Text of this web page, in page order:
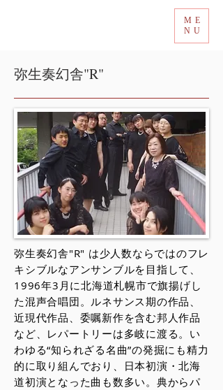
ME
NU
弥生奏幻舎"R"
弥生奏幻舎"R" は少人数ならではのフレ
キシブルなアンサンブルを目指して、
1996年3月に北海道札幌市で旗揚げし
た混声合唱団。ルネサンス期の作品、
近現代作品、委嘱新作を含む邦人作品
など、レパートリーは多岐に渡る。い
わゆる“知られざる名曲”の発掘にも精力
的に取り組んでおり、日本初演・北海
道初演となった曲も数多い。典からパ